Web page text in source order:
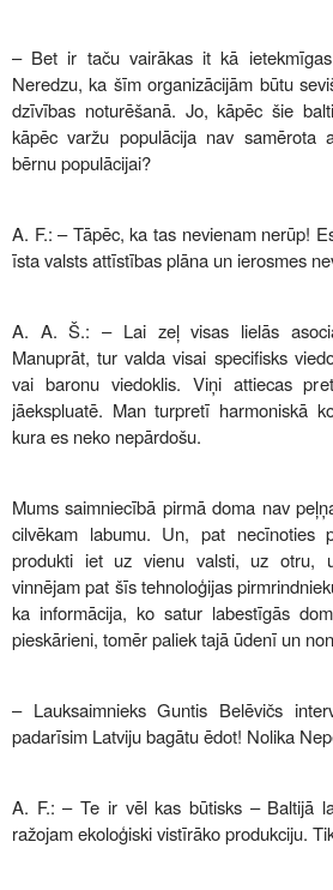
– Bet ir taču vairākas it kā ietekmīgas
Neredzu, ka šīm organizācijām būtu
dzīvības noturēšanā. Jo, kāpēc šie
kāpēc varžu populācija nav samērota
bērnu populācijai?
A. F.: – Tāpēc, ka tas nevienam nerūp!
īsta valsts attīstības plāna un ierosmes
A. A. Š.: – Lai zeļ visas lielās
Manuprāt, tur valda visai specifisks
vai baronu viedoklis. Viņi attiecas
jāekspluatē. Man turpretī harmoniskā
kura es neko nepārdošu.
Mums saimniecībā pirmā doma nav
cilvēkam labumu. Un, pat necīnoties
produkti iet uz vienu valsti, uz otru,
vinnējam pat šīs tehnoloģijas
ka informācija, ko satur labestīgās
pieskārieni, tomēr paliek tajā ūdenī un
– Lauksaimnieks Guntis Belēvičs
padarīsim Latviju bagātu ēdot! Nolika
A. F.: – Te ir vēl kas būtisks – Baltijā
ražojam ekoloģiski vistīrāko produkciju.